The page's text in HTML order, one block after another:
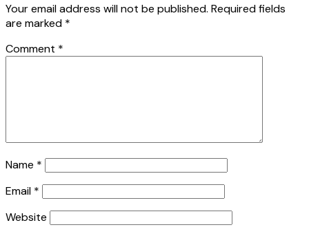
Your email address will not be published. Required fields
are marked *
Comment *
Name *
Email *
Website